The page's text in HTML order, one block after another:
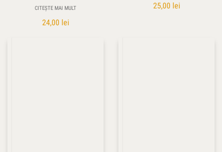
CITEȘTE MAI MULT
24,00 lei
25,00 lei